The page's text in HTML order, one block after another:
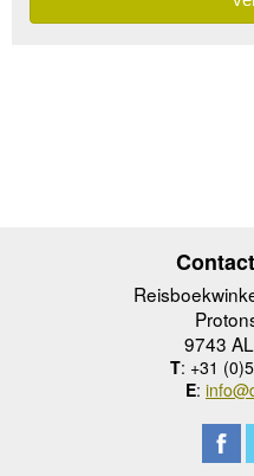
9743
T: +31
E: